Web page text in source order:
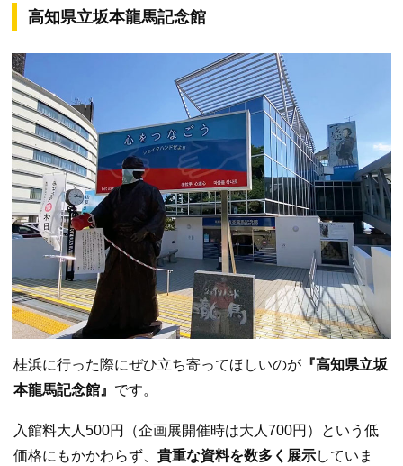
高知県立坂本龍馬記念館
桂浜に行った際にぜひ立ち寄ってほしいのが 『高知県立坂
本龍馬記念館』 です。
入館料大人500円（企画展開催時は大人700円）という低
価格にもかかわらず、 貴重な資料を数多く展示していま